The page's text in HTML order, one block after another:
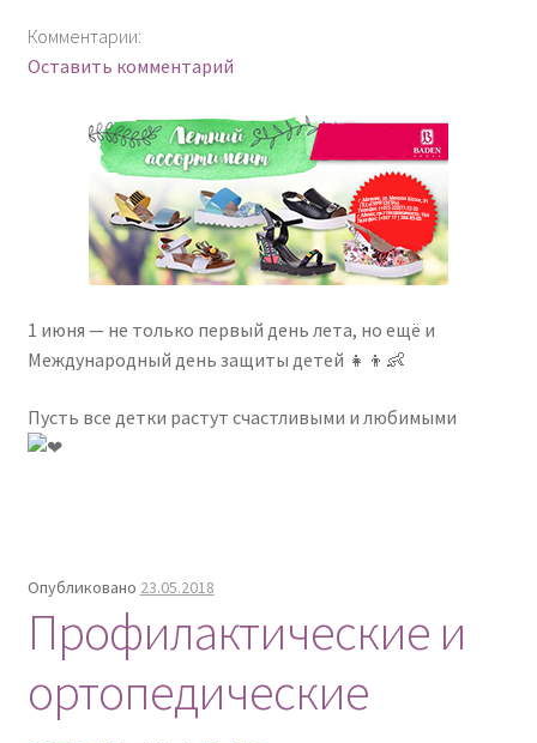
Комментарии:
Оставить комментарий
1 июня — не только первый день лета, но ещё и
Международный день защиты детей 👧👦👶
Пусть все детки растут счастливыми и любимыми
Опубликовано 23.05.2018
Профилактические и
ортопедические